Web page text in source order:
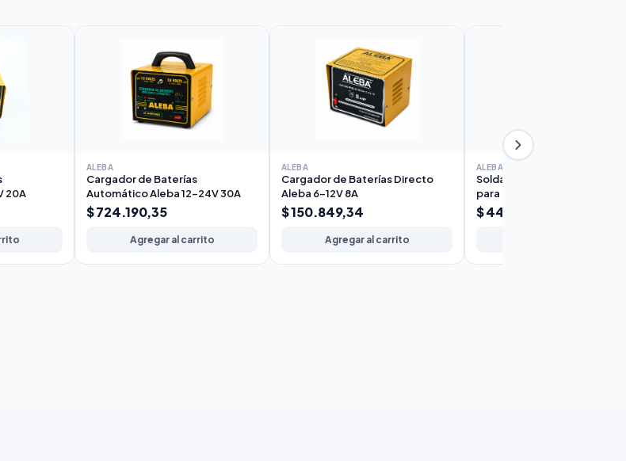
20A
ALEBA
Cargador de Baterías
Automático Aleba 12-24V 30A
$ 724.190,35
Agregar al carrito
ALEBA
Cargador de Baterías Directo
Aleba 6-12V 8A
$ 150.849,34
Agregar al carrito
ALEBA
Soldadora Inverter Aleba
para Electrodo Portátil
$ 449.244,86